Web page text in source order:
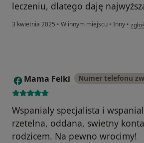
leczeniu, dlatego daję
3 kwietnia 2025 • W innym miejscu • Inny • w
M Mama Felki Numer telefonu
Wspanialy specjalista i
rzetelna, oddana, swietny
rodzicem. Na pewno wrocimy!